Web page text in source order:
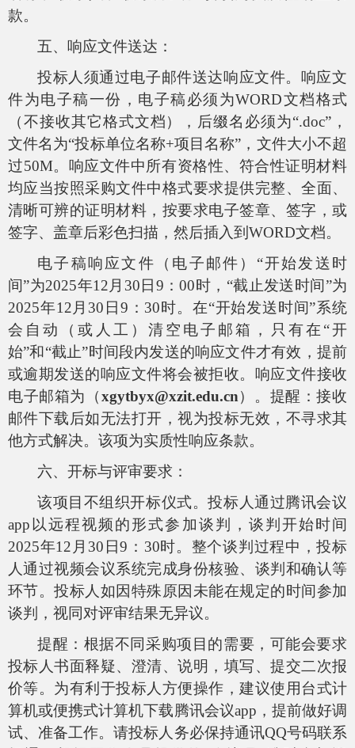
款。
五、响应文件送达：
投标人须通过电子邮件送达响应文件。响应文
件为电子稿一份，电子稿必须为WORD文档格式
（不接收其它格式文档），后缀名必须为“.doc”，
文件名为“投标单位名称+项目名称”，文件大小不超
过50M。响应文件中所有资格性、符合性证明材料
均应当按照采购文件中格式要求提供完整、全面、
清晰可辨的证明材料，按要求电子签章、签字，或
签字、盖章后彩色扫描，然后插入到WORD文档。
电子稿响应文件（电子邮件）“开始发送时
间”为2025年12月30日9：00时，“截止发送时间”为
2025年12月30日9：30时。在“开始发送时间”系统
会自动（或人工）清空电子邮箱，只有在“开
始”和“截止”时间段内发送的响应文件才有效，提前
或逾期发送的响应文件将会被拒收。响应文件接收
电子邮箱为（xgytbyx@xzit.edu.cn）。提醒：接收
邮件下载后如无法打开，视为投标无效，不寻求其
他方式解决。该项为实质性响应条款。
六、开标与评审要求：
该项目不组织开标仪式。投标人通过腾讯会议
app以远程视频的形式参加谈判，谈判开始时间
2025年12月30日9：30时。整个谈判过程中，投标
人通过视频会议系统完成身份核验、谈判和确认等
环节。投标人如因特殊原因未能在规定的时间参加
谈判，视同对评审结果无异议。
提醒：根据不同采购项目的需要，可能会要求
投标人书面释疑、澄清、说明，填写、提交二次报
价等。为有利于投标人方便操作，建议使用台式计
算机或便携式计算机下载腾讯会议app，提前做好调
试、准备工作。请投标人务必保持通讯QQ号码联系